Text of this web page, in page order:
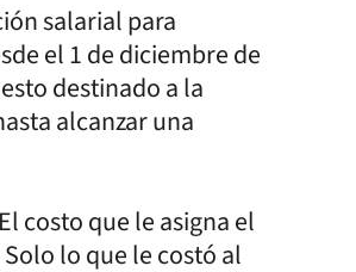
salarial para
el 1 de diciembre de
destinado a la
alcanzar una
costo que le asigna el
lo que le costó al